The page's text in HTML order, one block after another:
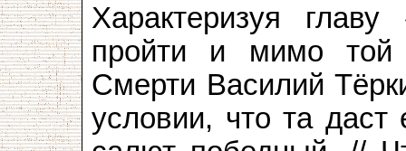
Характеризуя
пройти и мимо той
Cмерти Василий
условии, что та даст